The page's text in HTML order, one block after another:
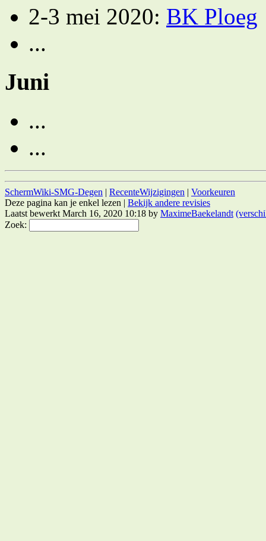
2-3 mei 2020: BK Ploeg
...
Juni
...
...
SchermWiki-SMG-Degen | RecenteWijzigingen | Voorkeuren
Deze pagina kan je enkel lezen | Bekijk andere revisies
Laatst bewerkt March 16, 2020 10:18 by MaximeBaekelandt
Zoek: